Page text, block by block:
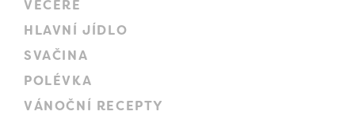
VEČEŘE
HLAVNÍ JÍDLO
SVAČINA
POLÉVKA
VÁNOČNÍ RECEPTY